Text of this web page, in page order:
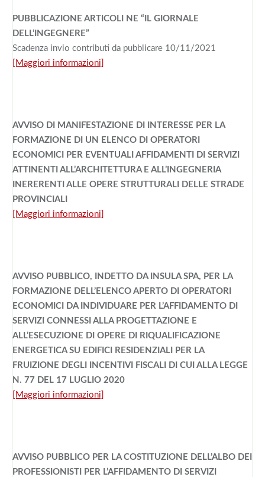
PUBBLICAZIONE ARTICOLI NE “IL GIORNALE
DELL’INGEGNERE”
Scadenza invio contributi da pubblicare 10/11/2021
[Maggiori informazioni]
AVVISO DI MANIFESTAZIONE DI INTERESSE PER LA
FORMAZIONE DI UN ELENCO DI OPERATORI
ECONOMICI PER EVENTUALI AFFIDAMENTI DI SERVIZI
ATTINENTI ALL’ARCHITETTURA E ALL’INGEGNERIA
INERERENTI ALLE OPERE STRUTTURALI DELLE STRADE
PROVINCIALI
[Maggiori informazioni]
AVVISO PUBBLICO, INDETTO DA INSULA SPA, PER LA
FORMAZIONE DELL’ELENCO APERTO DI OPERATORI
ECONOMICI DA INDIVIDUARE PER L’AFFIDAMENTO DI
SERVIZI CONNESSI ALLA PROGETTAZIONE E
ALL’ESECUZIONE DI OPERE DI RIQUALIFICAZIONE
ENERGETICA SU EDIFICI RESIDENZIALI PER LA
FRUIZIONE DEGLI INCENTIVI FISCALI DI CUI ALLA LEGGE
N. 77 DEL 17 LUGLIO 2020
[Maggiori informazioni]
AVVISO PUBBLICO PER LA COSTITUZIONE DELL’ALBO DEI
PROFESSIONISTI PER L’AFFIDAMENTO DI SERVIZI